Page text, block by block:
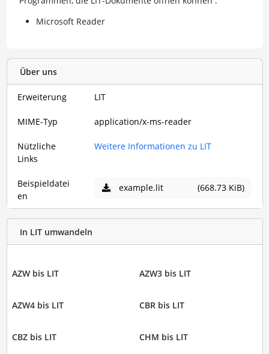
Microsoft Reader
Über uns
Erweiterung LIT
MIME-Typ application/x-ms-reader
Nützliche
Links
Weitere Informationen zu LIT
Beispieldatei
en
example.lit (668.73 KiB)
In LIT umwandeln
AZW bis LIT AZW3 bis LIT
AZW4 bis LIT CBR bis LIT
CBZ bis LIT CHM bis LIT